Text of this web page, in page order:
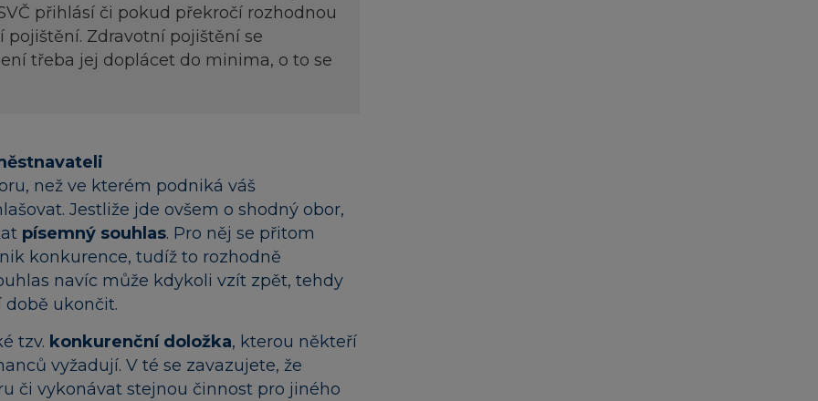
přihlásí či pokud překročí rozhodnou
Zdravotní pojištění se
třeba jej doplácet do minima, o to se
než ve kterém podniká váš
Jestliže jde ovšem o shodný obor,
písemný souhlas. Pro něj se přitom
konkurence, tudíž to rozhodně
navíc může kdykoli vzít zpět, tehdy
ukončit.
tzv. konkurenční doložka, kterou někteří
vyžadují. V té se zavazujete, že
či vykonávat stejnou činnost pro jiného